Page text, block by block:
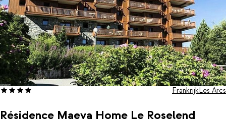
Résidence Maeva Home Le Roselend
FrankrijkLes Arcs